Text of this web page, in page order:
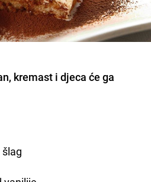
kremast i djeca će ga